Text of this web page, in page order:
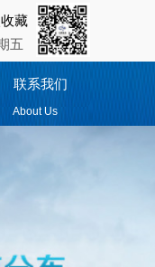
藏
五
About Us
联系我们